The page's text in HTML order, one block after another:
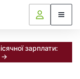
зарплати:
→